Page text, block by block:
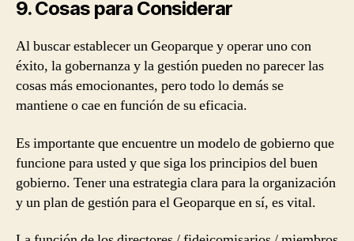
9. Cosas para Considerar
Al buscar establecer un Geoparque y operar uno con
éxito, la gobernanza y la gestión pueden no parecer las
cosas más emocionantes, pero todo lo demás se
mantiene o cae en función de su eficacia.
Es importante que encuentre un modelo de gobierno que
funcione para usted y que siga los principios del buen
gobierno. Tener una estrategia clara para la organización
y un plan de gestión para el Geoparque en sí, es vital.